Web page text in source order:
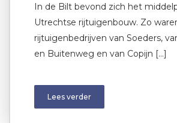
In de Bilt bevond zich het
Utrechtse rijtuigenbouw. Zo
rijtuigenbedrijven van Soeders,
en Buitenweg en van Copijn […]
Lees verder